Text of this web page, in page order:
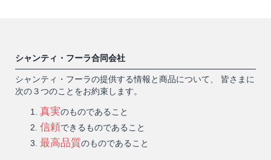
シャンティ・フーラ合同会社
シャンティ・フーラの提供する情報と商品について、 皆さまに
次の３つのことをお約束します。
真実のものであること
信頼できるものであること
最高品質のものであること